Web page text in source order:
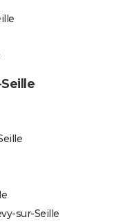
sur-Seille